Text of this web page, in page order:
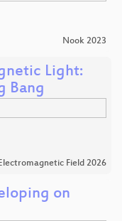
Nook 2023
Light:
Bang
Electromagnetic Field 2026
on